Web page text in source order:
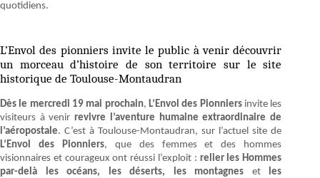
quotidiens.
L’Envol des pionniers invite le public à venir découvrir
un morceau d’histoire de son territoire sur le site
historique de Toulouse-Montaudran
Dès le mercredi 19 mai prochain, L’Envol des Pionniersinvite les
visiteurs à venirrevivre l’aventure humaine extraordinaire de
l’aéropostale. C’est à Toulouse-Montaudran, sur l’actuel site de
L’Envol des Pionniers, que des femmes et des hommes
visionnaires et courageux ont réussi l’exploit : relier les Hommes
par-delà les océans, les déserts, les montagnes et
les